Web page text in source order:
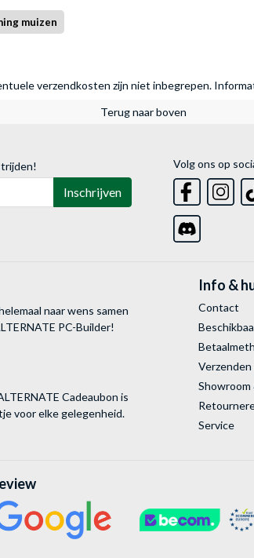
muizen
verzendkosten zijn niet inbegrepen.
Terug naar boven
Inschrijven
Volg ons op
naar wens samen
PC-Builder!
Cadeaubon is
voor elke gelegenheid.
Info &
Contact
Verzenden
Service